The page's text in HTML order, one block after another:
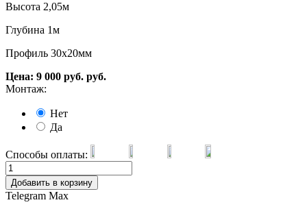
Высота 2,05м
Глубина 1м
Профиль 30х20мм
Цена: 9 000 руб. руб.
Монтаж:
Нет
Да
Способы оплаты:
Добавить в корзину
Telegram Max